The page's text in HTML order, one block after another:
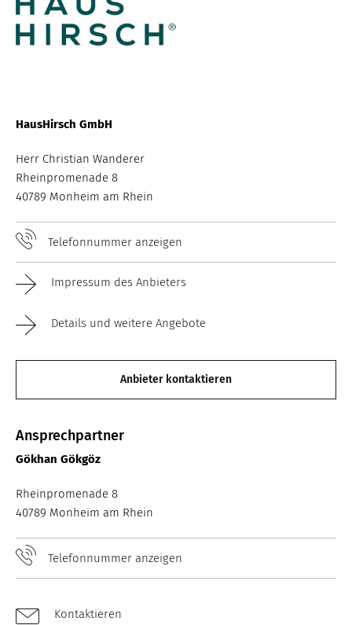
HausHirsch GmbH
Herr Christian Wanderer
Rheinpromenade 8
40789 Monheim am Rhein
Telefonnummer anzeigen
Impressum des Anbieters
Details und weitere Angebote
Anbieter kontaktieren
Ansprechpartner
Gökhan Gökgöz
Rheinpromenade 8
40789 Monheim am Rhein
Telefonnummer anzeigen
Kontaktieren